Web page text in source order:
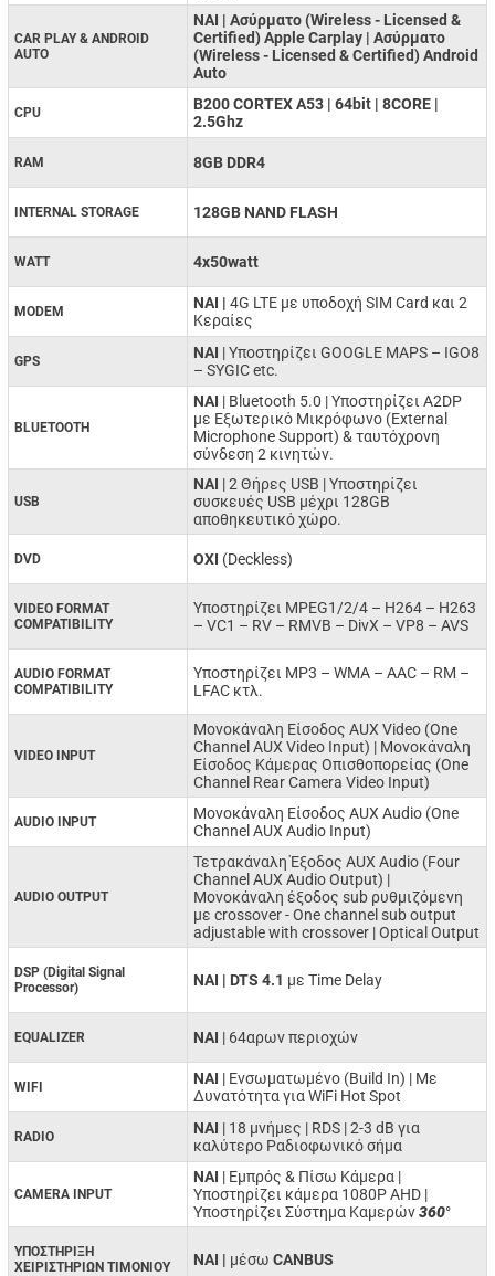
CAR PLAY & ANDROID
AUTO
ΝΑΙ | Ασύρματο (Wireless - Licensed &
Certified) Apple Carplay | Ασύρματο
(Wireless - Licensed & Certified) Android
Auto
CPU
B200 CORTEX A53 | 64bit | 8CORE |
2.5Ghz
RAM 8GB DDR4
INTERNAL STORAGE 128GB NAND FLASH
WATT 4x50watt
MODEM NAI | 4G LTE με υποδοχή SIM Card και 2
Κεραίες
GPS NAI | Υποστηρίζει GOOGLE MAPS – IGO8
– SYGIC etc.
BLUETOOTH
ΝΑΙ | Bluetooth 5.0 | Υποστηρίζει A2DP
με Εξωτερικό Μικρόφωνο (External
Microphone Support) & ταυτόχρονη
σύνδεση 2 κινητών.
USB
ΝΑΙ | 2 Θήρες USB | Υποστηρίζει
συσκευές USB μέχρι 128GB
αποθηκευτικό χώρο.
DVD ΟΧΙ (Deckless)
VIDEO FORMAT
COMPATIBILITY
Υποστηρίζει MPEG1/2/4 – H264 – H263
– VC1 – RV – RMVB – DivX – VP8 – AVS
AUDIO FORMAT
COMPATIBILITY
Υποστηρίζει MP3 – WMA – AAC – RM –
LFAC κτλ.
VIDEO INPUT
Μονοκάναλη Είσοδος AUX Video (One
Channel AUX Video Input) | Μονοκάναλη
Είσοδος Κάμερας Οπισθοπορείας (One
Channel Rear Camera Video Input)
AUDIO INPUT
Μονοκάναλη Είσοδος AUX Audio (One
Channel AUX Audio Input)
AUDIO OUTPUT
Τετρακάναλη Έξοδος AUX Audio (Four
Channel AUX Audio Output) |
Μονοκάναλη έξοδος sub ρυθμιζόμενη
με crossover - One channel sub output
adjustable with crossover | Optical Output
DSP (Digital Signal
Processor)
ΝΑΙ | DTS 4.1 με Time Delay
EQUALIZER NAI | 64αρων περιοχών
WIFI ΝΑΙ | Ενσωματωμένο (Build In) | Με
Δυνατότητα για WiFi Hot Spot
RADIO ΝΑΙ | 18 μνήμες | RDS | 2-3 dB για
καλύτερο Ραδιοφωνικό σήμα
CAMERA INPUT
ΝΑΙ | Εμπρός & Πίσω Κάμερα |
Υποστηρίζει κάμερα 1080P AHD |
Υποστηρίζει Σύστημα Καμερών360°
ΥΠΟΣΤΗΡΙΞΗ
ΧΕΙΡΙΣΤΗΡΙΩΝ ΤΙΜΟΝΙΟΥ
ΝΑΙ | μέσω CANBUS